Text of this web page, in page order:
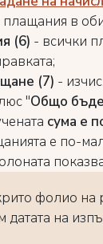
плащания в
(6) - всички
(7) -
"Общо
сума е
е по-
фолио на
датата на